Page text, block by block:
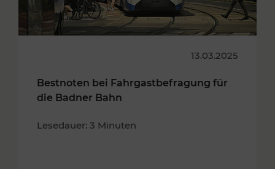
13.03.2025
Bestnoten bei Fahrgastbefragung für
die Badner Bahn
Lesedauer: 3 Minuten